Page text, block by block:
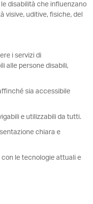
disabilità che influenzano
visive, uditive, fisiche, del
i servizi di
alle persone disabili,
sia accessibile
e utilizzabili da tutti.
chiara e
le tecnologie attuali e